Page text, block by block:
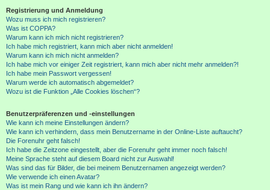
Registrierung und Anmeldung
Wozu muss ich mich registrieren?
Was ist COPPA?
Warum kann ich mich nicht registrieren?
Ich habe mich registriert, kann mich aber nicht anmelden!
Warum kann ich mich nicht anmelden?
Ich habe mich vor einiger Zeit registriert, kann mich aber nicht mehr anmelden?!
Ich habe mein Passwort vergessen!
Warum werde ich automatisch abgemeldet?
Wozu ist die Funktion „Alle Cookies löschen“?
Benutzerpräferenzen und -einstellungen
Wie kann ich meine Einstellungen ändern?
Wie kann ich verhindern, dass mein Benutzername in der Online-Liste auftaucht?
Die Forenuhr geht falsch!
Ich habe die Zeitzone eingestellt, aber die Forenuhr geht immer noch falsch!
Meine Sprache steht auf diesem Board nicht zur Auswahl!
Was sind das für Bilder, die bei meinem Benutzernamen angezeigt werden?
Wie verwende ich einen Avatar?
Was ist mein Rang und wie kann ich ihn ändern?